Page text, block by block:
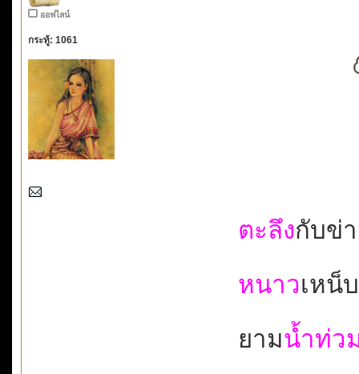
ออฟไลน์
กระทู้: 1061
ตะลึงกับข่
หนาวเหน็
ยามน้ำท่ว